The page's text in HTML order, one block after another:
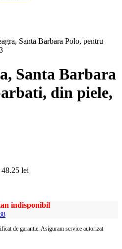
Santa Barbara Polo, pentru
Santa Barbara
din piele,
48.25 lei
indisponibil
de garantie. Asiguram service autorizat